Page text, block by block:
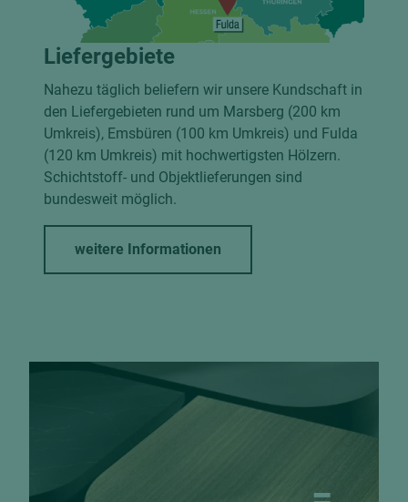
Liefergebiete
Nahezu täglich beliefern wir unsere Kundschaft in
den Liefergebieten rund um Marsberg (200 km
Umkreis), Emsbüren (100 km Umkreis) und Fulda
(120 km Umkreis) mit hochwertigsten Hölzern.
Schichtstoff- und Objektlieferungen sind
bundesweit möglich.
weitere Informationen